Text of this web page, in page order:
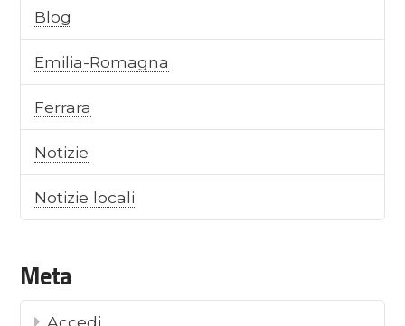
Blog
Emilia-Romagna
Ferrara
Notizie
Notizie locali
Meta
Accedi